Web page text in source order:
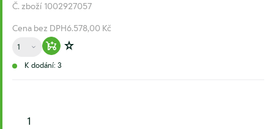
Č. zboží 1002927057
Cena bez DPH6.578,00 Kč
Množství
Warenkorb hinzufügen
Zur Wunschliste hinzufügen
K dodání: 3
1